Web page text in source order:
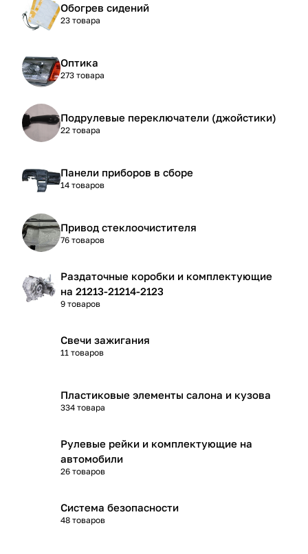
Обогрев сидений
23 товара
Оптика
273 товара
Подрулевые переключатели (джойстики)
22 товара
Панели приборов в сборе
14 товаров
Привод стеклоочистителя
76 товаров
Раздаточные коробки и комплектующие
на 21213-21214-2123
9 товаров
Свечи зажигания
11 товаров
Пластиковые элементы салона и кузова
334 товара
Рулевые рейки и комплектующие на
автомобили
26 товаров
Система безопасности
48 товаров